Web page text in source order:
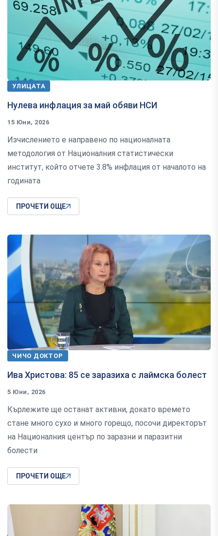
УЛИЦАТА
Нулева инфлация за май обяви НСИ
15 Юни, 2026
Изчислението е направено по националната
методология от Националния статистически
институт, който отчете 3.8% инфлация от началото на
годината
ПРОЧЕТИ ОЩЕ
ЧИЧО ДОКТОР
Ива Христова: 85 се заразиха с лаймска болест
5 Юни, 2026
Кърлежите ще останат активни, докато времето
стане много сухо и много горещо, посочи директорът
на Националния център по заразни и паразитни
болести
ПРОЧЕТИ ОЩЕ